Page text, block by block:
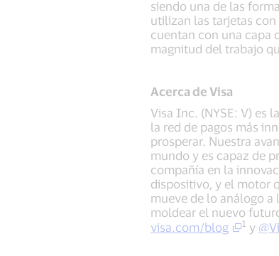
siendo una de las
utilizan las tarjetas
cuentan con una capa
magnitud del trabajo
Acerca de Visa
Visa Inc. (NYSE: V) es
la red de pagos más
prosperar. Nuestra
mundo y es capaz de
compañía en la
dispositivo, y el motor
mueve de lo análogo a
moldear el nuevo
visa.com/blog
1 y